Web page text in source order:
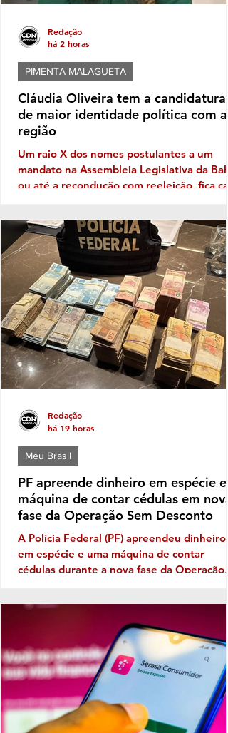
Cláudia Oliveira tem a candidatura
de maior identidade política com a
região
Um raio X dos nomes postulantes a um
mandato na Assembleia Legislativa da
ou até a recondução com reeleição, fica
Identidade com o eleitor de cada região.
território da Costa do Descobrimento, com
abrangência na Costa das Baleias, ou seja,
no grande Extremo Sul baiano, entre as
tantas candidaturas para ocupar uma vaga
de deputado (a) nas eleições de outubro
próximo a que mais aparece com solidez
política é a da deputada pessed
PIMENTA MALAGUETA
Redação
há 2 horas
PF apreende dinheiro em espécie e
máquina de contar cédulas em nova
fase da Operação Sem Desconto
A Polícia Federal (PF) apreendeu dinheiro
em espécie e uma máquina de contar
cédulas durante a nova fase da Operação
pensionistas do Instituto Nacional do
Social (INSS). A ofensiva foi autorizada pelo
ministro André Mendonça, do Supremo
Tribunal Federal (STF), e incluiu o
cumprimento de mandados de busca e
apreensão para aprofundar as
Meu Brasil
Redação
há 19 horas